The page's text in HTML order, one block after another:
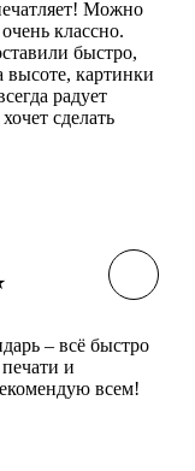
Можно
классно.
быстро,
высоте, картинки
радует
сделать
– всё быстро
и
всем!